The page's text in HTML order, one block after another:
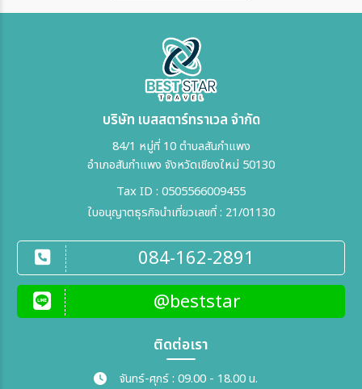
บริษัท เบสสตาร์ทราเวล จำกัด
84/1 หมู่ที่ 10 ตำบลสันกำแพง
อำเภอสันกำแพง จังหวัดเชียงใหม่ 50130
Tax ID : 0505566009455
ใบอนุญาตธุรกิจนำเที่ยวเลขที่ : 21/01130
084-162-2891
@beststar
ติดต่อเรา
จันทร์-ศุกร์ : 09.00 - 18.00 น.